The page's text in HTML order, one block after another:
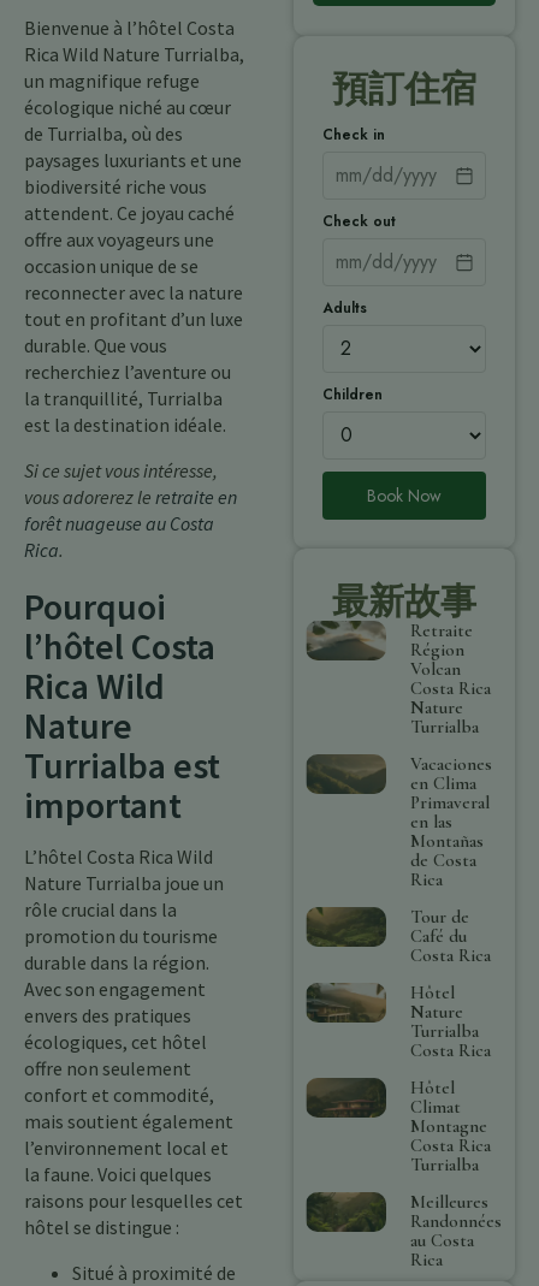
Bienvenue à l’hôtel Costa
Rica Wild Nature Turrialba,
un magnifique refuge
écologique niché au cœur
de Turrialba, où des
paysages luxuriants et une
biodiversité riche vous
attendent. Ce joyau caché
offre aux voyageurs une
occasion unique de se
reconnecter avec la nature
tout en profitant d’un luxe
durable. Que vous
recherchiez l’aventure ou
la tranquillité, Turrialba
est la destination idéale.
Si ce sujet vous intéresse,
vous adorerez le retraite en
forêt nuageuse au Costa
Rica.
Pourquoi
l’hôtel Costa
Rica Wild
Nature
Turrialba est
important
L’hôtel Costa Rica Wild
Nature Turrialba joue un
rôle crucial dans la
promotion du tourisme
durable dans la région.
Avec son engagement
envers des pratiques
écologiques, cet hôtel
offre non seulement
confort et commodité,
mais soutient également
l’environnement local et
la faune. Voici quelques
raisons pour lesquelles cet
hôtel se distingue :
Situé à proximité de
預訂住宿
Check in
Check out
Adults
Children
Book Now
最新故事
Retraite
Région
Volcan
Costa Rica
Nature
Turrialba
Vacaciones
en Clima
Primaveral
en las
Montañas
de Costa
Rica
Tour de
Café du
Costa Rica
Hôtel
Nature
Turrialba
Costa Rica
Hôtel
Climat
Montagne
Costa Rica
Turrialba
Meilleures
Randonnées
au Costa
Rica